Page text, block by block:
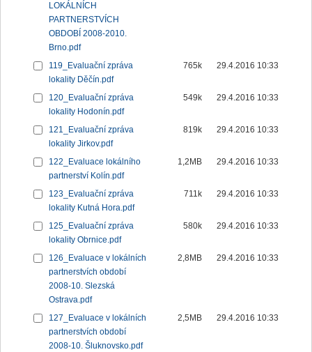
LOKÁLNÍCH
PARTNERSTVÍCH
OBDOBÍ 2008-2010.
Brno.pdf
119_Evaluační zpráva
lokality Děčín.pdf
765k 29.4.2016 10:33
120_Evaluační zpráva
lokality Hodonín.pdf
549k 29.4.2016 10:33
121_Evaluační zpráva
lokality Jirkov.pdf
819k 29.4.2016 10:33
122_Evaluace lokálního
partnerství Kolín.pdf
1,2MB 29.4.2016 10:33
123_Evaluační zpráva
lokality Kutná Hora.pdf
711k 29.4.2016 10:33
125_Evaluační zpráva
lokality Obrnice.pdf
580k 29.4.2016 10:33
126_Evaluace v lokálních
partnerstvích období
2008-10. Slezská
Ostrava.pdf
2,8MB 29.4.2016 10:33
127_Evaluace v lokálních
partnerstvích období
2008-10. Šluknovsko.pdf
2,5MB 29.4.2016 10:33